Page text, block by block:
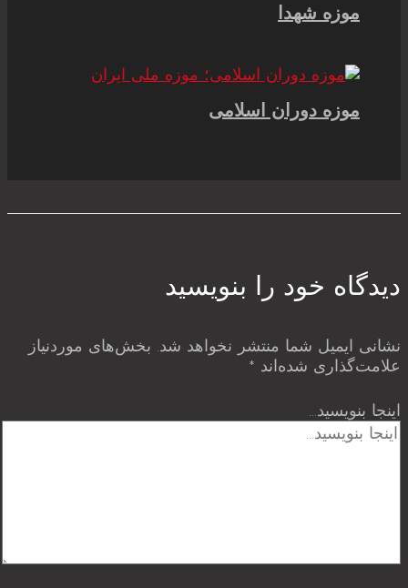
موزه شهدا
موزه دوران اسلامی
دیدگاه‌ خود را بنویسید
نشانی ایمیل شما منتشر نخواهد شد. بخش‌های موردنیاز
علامت‌گذاری شده‌اند *
اینجا بنویسید…